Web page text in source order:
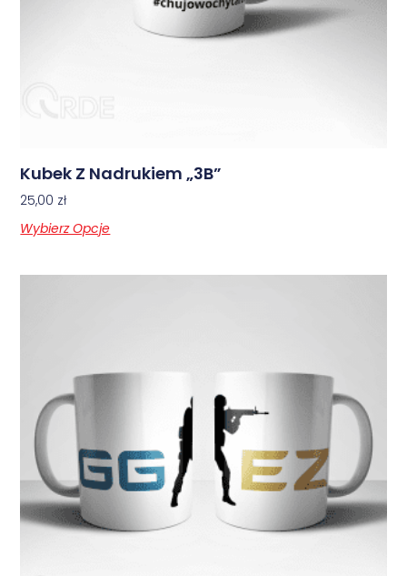
Kubek Z Nadrukiem „3B”
25,00 zł
Wybierz Opcje